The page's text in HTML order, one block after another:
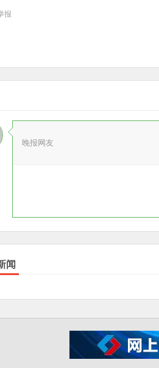
报
晚报网友
闻